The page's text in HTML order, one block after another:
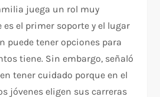
juega un rol muy
el primer soporte y el lugar
puede tener opciones para
tiene. Sin embargo, señaló
tener cuidado porque en el
jóvenes eligen sus carreras